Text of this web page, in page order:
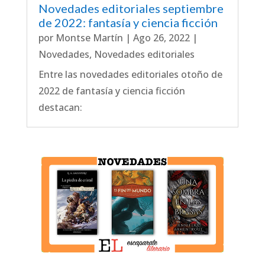
Novedades editoriales septiembre
de 2022: fantasía y ciencia ficción
por Montse Martín | Ago 26, 2022|
Novedades, Novedades editoriales
Entre las novedades editoriales otoño de
2022 de fantasía y ciencia ficción
destacan: